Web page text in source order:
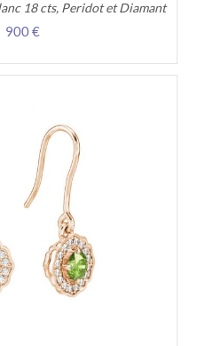
18 cts, Peridot et Diamant
900 €